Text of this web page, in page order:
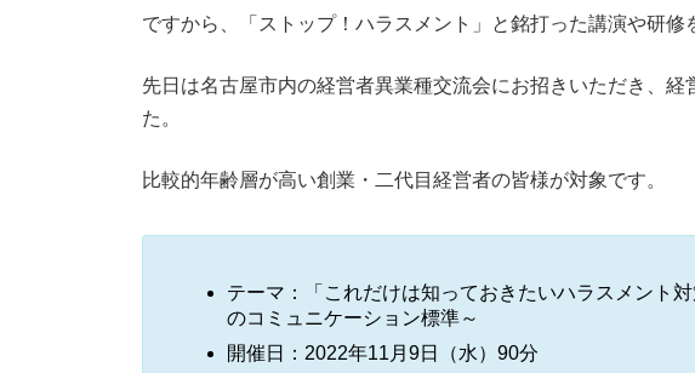
ですから、「ストップ！ハラスメント」と銘打った講演や研修
先日は名古屋市内の経営者異業種交流会にお招きいただき、
た。
比較的年齢層が高い創業・二代目経営者の皆様が対象です。
テーマ：「これだけは知っておきたいハラスメント
のコミュニケーション標準～
開催日：2022年11月9日（水）90分